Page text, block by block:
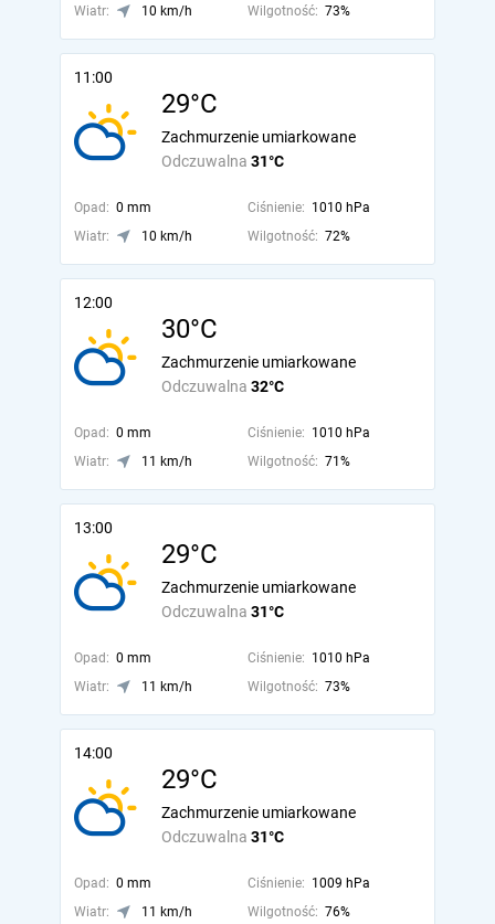
Wiatr:
10 km/h Wilgotność: 73%
11:00
29°C
Odczuwalna 31°C
Zachmurzenie umiarkowane
Opad: 0 mm Ciśnienie: 1010 hPa
Wiatr:
10 km/h Wilgotność: 72%
12:00
30°C
Odczuwalna 32°C
Zachmurzenie umiarkowane
Opad: 0 mm Ciśnienie: 1010 hPa
Wiatr:
11 km/h Wilgotność: 71%
13:00
29°C
Odczuwalna 31°C
Zachmurzenie umiarkowane
Opad: 0 mm Ciśnienie: 1010 hPa
Wiatr:
11 km/h Wilgotność: 73%
14:00
29°C
Odczuwalna 31°C
Zachmurzenie umiarkowane
Opad: 0 mm Ciśnienie: 1009 hPa
Wiatr:
11 km/h Wilgotność: 76%